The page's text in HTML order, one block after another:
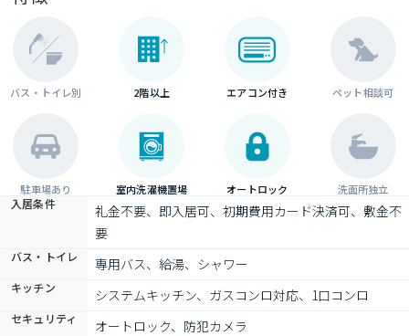
バス・トイレ別 2階以上 エアコン付き ペット相談可
駐車場あり 室内洗濯機置場 オートロック 洗面所独立
入居条件
礼金不要、即入居可、初期費用カード決済可、敷金不
要
バス・トイレ 専用バス、給湯、シャワー
キッチン システムキッチン、ガスコンロ対応、1口コンロ
セキュリティ オートロック、防犯カメラ